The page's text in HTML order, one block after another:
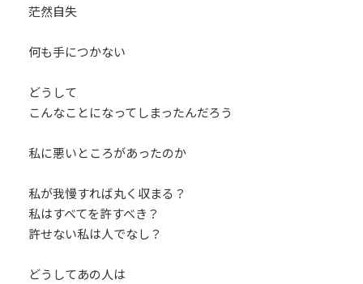
茫然自失
何も手につかない
どうして
こんなことになってしまったんだろう
私に悪いところがあったのか
私が我慢すれば丸く収まる？
私はすべてを許すべき？
許せない私は人でなし？
どうしてあの人は